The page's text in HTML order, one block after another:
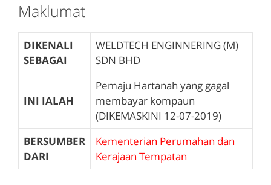
Maklumat
DIKENALI
SEBAGAI
WELDTECH ENGINNERING (M)
SDN BHD
INI IALAH
Pemaju Hartanah yang gagal
membayar kompaun
(DIKEMASKINI 12-07-2019)
BERSUMBER
DARI
Kementerian Perumahan dan
Kerajaan Tempatan